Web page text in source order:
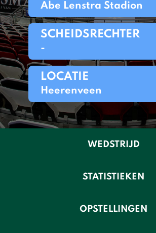
Abe Lenstra Stadion
SCHEIDSRECHTER
-
LOCATIE
Heerenveen
WEDSTRIJD
STATISTIEKEN
OPSTELLINGEN